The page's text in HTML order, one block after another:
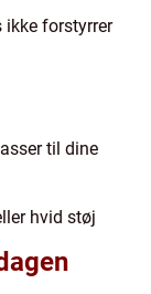
ikke forstyrrer
til dine
hvid støj